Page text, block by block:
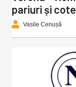
pariuri și
Vasile Cenușă